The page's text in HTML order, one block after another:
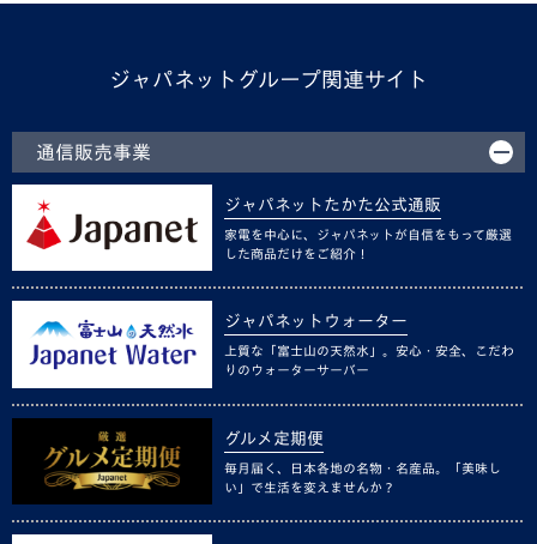
ジャパネットグループ関連サイト
通信販売事業
ジャパネットたかた公式通販
家電を中心に、ジャパネットが自信をもって厳選
した商品だけをご紹介！
ジャパネットウォーター
上質な「富士山の天然水」。安心・安全、こだわ
りのウォーターサーバー
グルメ定期便
毎月届く、日本各地の名物・名産品。「美味し
い」で生活を変えませんか？